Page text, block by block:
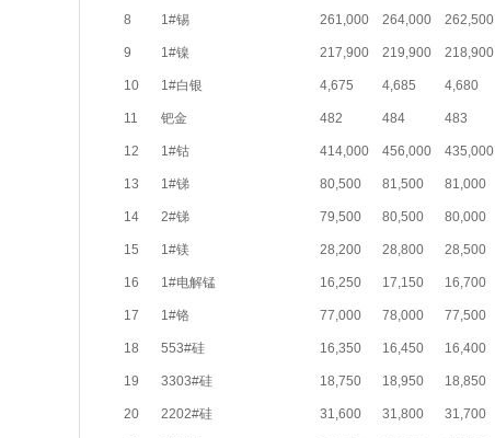
8 1#锡 261,000 264,000 262,500
9 1#镍 217,900 219,900 218,900
10 1#白银 4,675 4,685 4,680
11 钯金 482 484 483
12 1#钴 414,000 456,000 435,000
13 1#锑 80,500 81,500 81,000
14 2#锑 79,500 80,500 80,000
15 1#镁 28,200 28,800 28,500
16 1#电解锰 16,250 17,150 16,700
17 1#铬 77,000 78,000 77,500
18 553#硅 16,350 16,450 16,400
19 3303#硅 18,750 18,950 18,850
20 2202#硅 31,600 31,800 31,700